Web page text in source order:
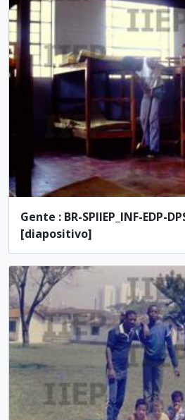
Gente : BR-SPIIEP_INF-EDP-
[diapositivo]